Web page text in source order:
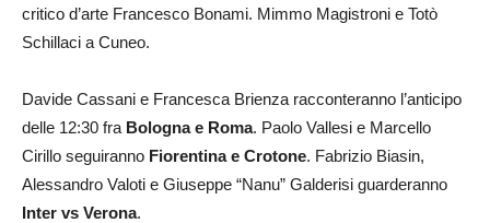
critico d’arte Francesco Bonami. Mimmo Magistroni e Totò
Schillaci a Cuneo.
Davide Cassani e Francesca Brienza racconteranno l’anticipo
delle 12:30 fra Bologna e Roma. Paolo Vallesi e Marcello
Cirillo seguiranno Fiorentina e Crotone. Fabrizio Biasin,
Alessandro Valoti e Giuseppe “Nanu” Galderisi guarderanno
Inter vs Verona.